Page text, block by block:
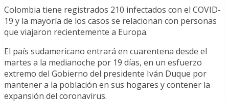
Colombia tiene registrados 210 infectados con el COVID-
19 y la mayoría de los casos se relacionan con personas
que viajaron recientemente a Europa.
El país sudamericano entrará en cuarentena desde el
martes a la medianoche por 19 días, en un esfuerzo
extremo del Gobierno del presidente Iván Duque por
mantener a la población en sus hogares y contener la
expansión del coronavirus.